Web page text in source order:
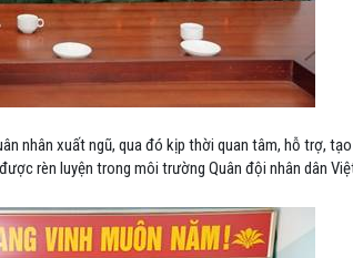
nhân xuất ngũ, qua đó kịp thời quan tâm, hỗ trợ,
rèn luyện trong môi trường Quân đội nhân dân